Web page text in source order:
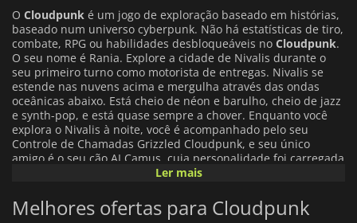
6.64€
O Cloudpunk é um jogo de exploração baseado em histórias,
baseado num universo cyberpunk. Não há estatísticas de tiro,
combate, RPG ou habilidades desbloqueáveis no Cloudpunk.
O seu nome é Rania. Explore a cidade de Nivalis durante o
seu primeiro turno como motorista de entregas. Nivalis se
estende nas nuvens acima e mergulha através das ondas
oceânicas abaixo. Está cheio de néon e barulho, cheio de jazz
e synth-pop, e está quase sempre a chover. Enquanto você
explora o Nivalis à noite, você é acompanhado pelo seu
Controle de Chamadas Grizzled Cloudpunk, e seu único
amigo é o seu cão AI Camus, cuja personalidade foi carregada
no seu carro voador. Você vai a todos os lugares, desde a
cinzentas no alto antes de raspar a borda da troposfera.
Nenhum trabalho de entrega é muito perigoso, e ninguém é
Ler mais
Melhores ofertas para Cloudpunk